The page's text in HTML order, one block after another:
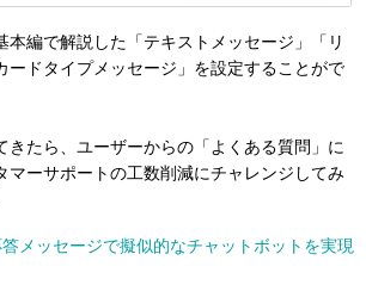
本編で解説した「テキストメッセージ」「リ
ードタイプメッセージ」を設定することがで
きたら、ユーザーからの「よくある質問」に
マーサポートの工数削減にチャレンジしてみ
メッセージで擬似的なチャットボットを実現